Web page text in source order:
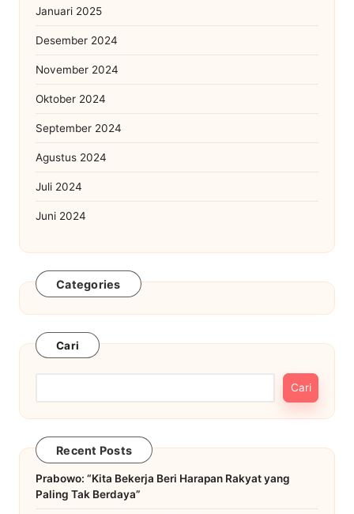
Januari 2025
Desember 2024
November 2024
Oktober 2024
September 2024
Agustus 2024
Juli 2024
Juni 2024
Categories
Cari
Cari
Recent Posts
Prabowo: “Kita Bekerja Beri Harapan Rakyat yang
Paling Tak Berdaya”